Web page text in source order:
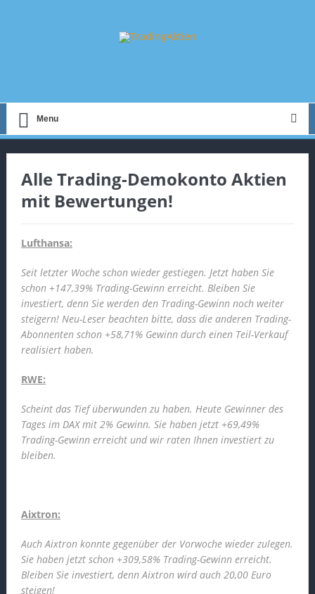
Menu
Alle Trading-Demokonto Aktien
mit Bewertungen!
Lufthansa:
Seit letzter Woche schon wieder gestiegen. Jetzt haben Sie
schon +147,39% Trading-Gewinn erreicht. Bleiben Sie
investiert, denn Sie werden den Trading-Gewinn noch weiter
steigern! Neu-Leser beachten bitte, dass die anderen Trading-
Abonnenten schon +58,71% Gewinn durch einen Teil-Verkauf
realisiert haben.
RWE:
Scheint das Tief überwunden zu haben. Heute Gewinner des
Tages im DAX mit 2% Gewinn. Sie haben jetzt +69,49%
Trading-Gewinn erreicht und wir raten Ihnen investiert zu
bleiben.
Aixtron:
Auch Aixtron konnte gegenüber der Vorwoche wieder zulegen.
Sie haben jetzt schon +309,58% Trading-Gewinn erreicht.
Bleiben Sie investiert, denn Aixtron wird auch 20,00 Euro
steigen!